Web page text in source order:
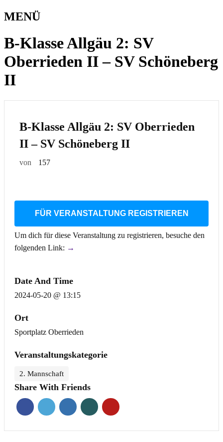
MENÜ
B-Klasse Allgäu 2: SV
Oberrieden II – SV Schöneberg
II
B-Klasse Allgäu 2: SV Oberrieden
II – SV Schöneberg II
von 157
FÜR VERANSTALTUNG REGISTRIEREN
Um dich für diese Veranstaltung zu registrieren, besuche den
folgenden Link: →
Date And Time
2024-05-20 @ 13:15
Ort
Sportplatz Oberrieden
Veranstaltungskategorie
2. Mannschaft
Share With Friends